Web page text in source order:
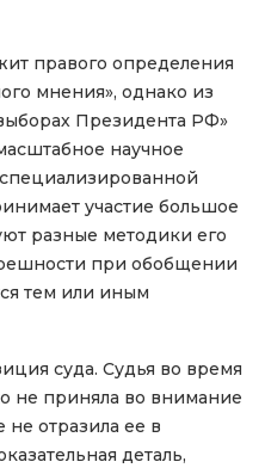
правого определения
мнения», однако из
Президента РФ»
научное
участие большое
разные методики его
при обобщении
тем или иным
суда. Судья во время
не приняла во внимание
отразила ее в
деталь,